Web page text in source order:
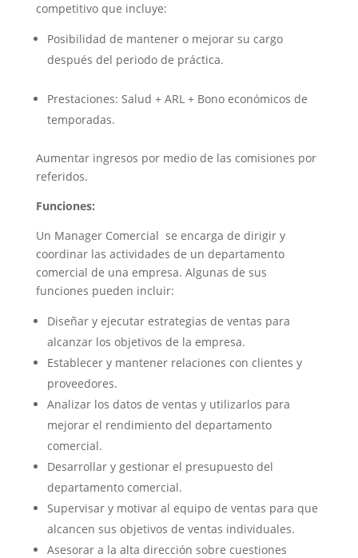
competitivo que incluye:
Posibilidad de mantener o mejorar su cargo
después del periodo de práctica.
Prestaciones: Salud + ARL + Bono económicos de
temporadas.
Aumentar ingresos por medio de las comisiones por
referidos.
Funciones:
Un Manager Comercial se encarga de dirigir y
coordinar las actividades de un departamento
comercial de una empresa. Algunas de sus
funciones pueden incluir:
Diseñar y ejecutar estrategias de ventas para
alcanzar los objetivos de la empresa.
Establecer y mantener relaciones con clientes y
proveedores.
Analizar los datos de ventas y utilizarlos para
mejorar el rendimiento del departamento
comercial.
Desarrollar y gestionar el presupuesto del
departamento comercial.
Supervisar y motivar al equipo de ventas para que
alcancen sus objetivos de ventas individuales.
Asesorar a la alta dirección sobre cuestiones